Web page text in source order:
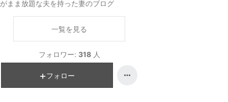
まま放題な夫を持った妻のブログ
一覧を見る
フォロワー: 318 人
フォロー